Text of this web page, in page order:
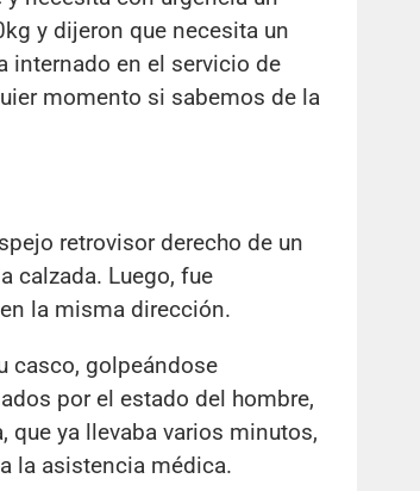
y dijeron que necesita un
internado en el servicio de
momento si sabemos de la
retrovisor derecho de un
calzada. Luego, fue
la misma dirección.
casco, golpeándose
por el estado del hombre,
que ya llevaba varios minutos,
la asistencia médica.